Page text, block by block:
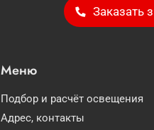
Заказать
Меню
Подбор и расчёт освещения
Адрес, контакты